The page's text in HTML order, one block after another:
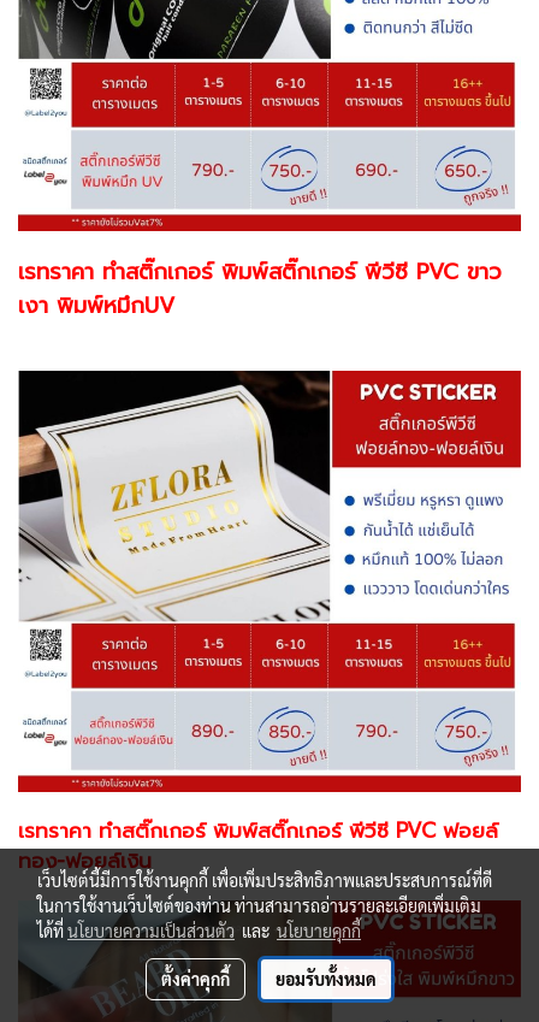
เรทราคา ทำสติ๊กเกอร์ พิมพ์สติ๊กเกอร์ พีวีซี PVC ขาว
เงา พิมพ์หมึกUV
เรทราคา ทำสติ๊กเกอร์ พิมพ์สติ๊กเกอร์ พีวีซี PVC ฟอยล์
ทอง-ฟอยล์เงิน
เว็บไซต์นี้มีการใช้งานคุกกี้ เพื่อเพิ่มประสิทธิภาพและประสบการณ์ที่ดี
ในการใช้งานเว็บไซต์ของท่าน ท่านสามารถอ่านรายละเอียดเพิ่มเติม
ได้ที่นโยบายความเป็นส่วนตัว และ นโยบายคุกกี้
ตั้งค่าคุกกี้ ยอมรับทั้งหมด